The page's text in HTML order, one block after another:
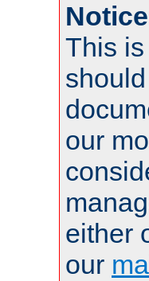
This
our
either
our